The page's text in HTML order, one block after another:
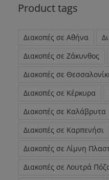
Product tags
Διακοπές σε Αθήνα
Διακοπές σε Ζάκυνθος
Διακοπές σε
Διακοπές σε Κέρκυρα
Διακοπές σε Καλάβρυτα
Διακοπές σε Καρπενήσι
Διακοπές σε Λίμνη
Διακοπές σε Λουτρά